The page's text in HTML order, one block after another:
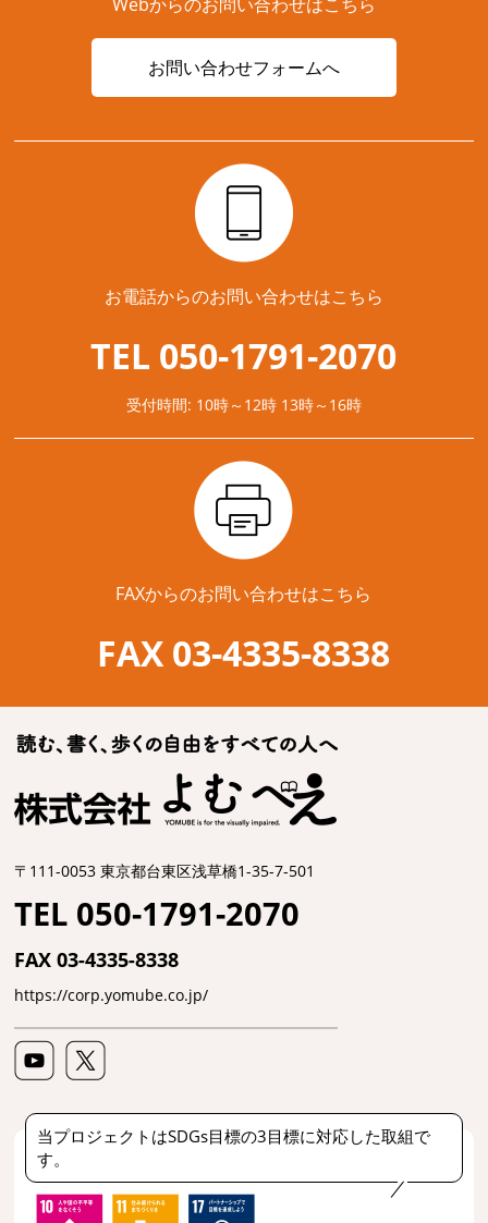
お問い合わせフォームへ
お電話からのお問い合わせはこちら
TEL 050-1791-2070
受付時間: 10時～12時 13時～16時
FAXからのお問い合わせはこちら
FAX 03-4335-8338
〒111-0053 東京都台東区浅草橋1-35-7-501
TEL 050-1791-2070
FAX 03-4335-8338
https://corp.yomube.co.jp/
当プロジェクトはSDGs目標の3目標に対応した取組で
す。